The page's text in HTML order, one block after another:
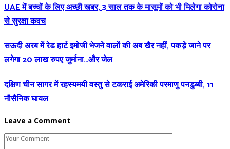
UAE में बच्चों के लिए अच्छी खबर, 3 साल तक के मासूमों को भी मिलेगा कोरोना
से सुरक्षा कवच
सऊदी अरब में रेड हार्ट इमोजी भेजने वालों की अब खैर नहीं, पकड़े जाने पर
लगेगा 20 लाख रुपए जुर्माना…और जेल
दक्षिण चीन सागर में रहस्यमयी वस्तु से टकराई अमेरिकी परमाणु पनडुब्‍बी, 11
नौसैनिक घायल
Leave a Comment